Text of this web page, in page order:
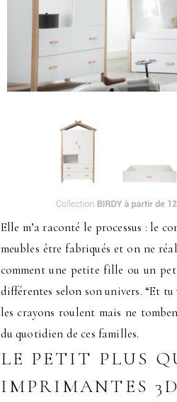
Elle m’a raconté le processus : le
meubles être fabriqués et on ne
comment une petite fille ou un
différentes selon son univers. “Et
les crayons roulent mais ne
du quotidien de ces familles.
LE PETIT PLUS
IMPRIMANTES